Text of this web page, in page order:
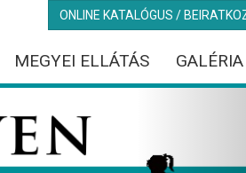
ONLINE KATALÓGUS /
MEGYEI ELLÁTÁS GALÉRIA